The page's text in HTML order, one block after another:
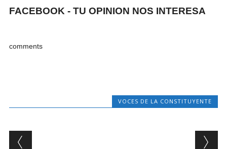
FACEBOOK - TU OPINION NOS INTERESA
comments
VOCES DE LA CONSTITUYENTE
Post navigation